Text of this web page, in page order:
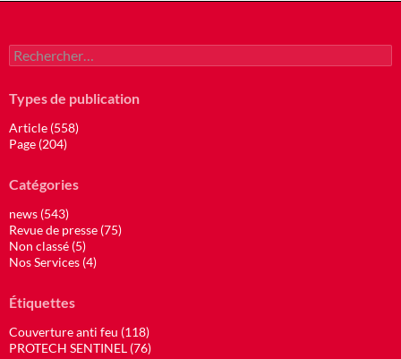
Rechercher :
Types de publication
Article (558)
Page (204)
Catégories
news (543)
Revue de presse (75)
Non classé (5)
Nos Services (4)
Étiquettes
Couverture anti feu (118)
PROTECH SENTINEL (76)